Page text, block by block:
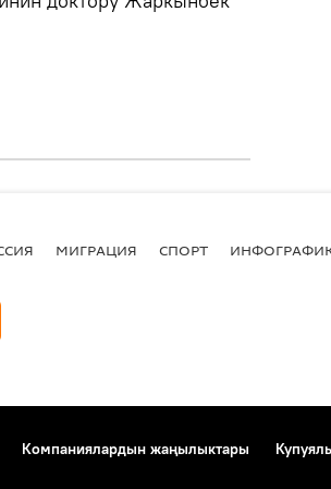
МИГРАЦИЯ СПОРТ
Компаниялардын жаңылыктары